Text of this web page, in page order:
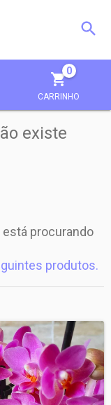
CARRINHO
0
existe
está procurando
produtos.